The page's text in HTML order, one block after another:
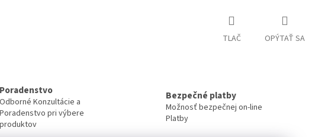
TLAČ OPÝTAŤ SA
Poradenstvo
Odborné Konzultácie a
Poradenstvo pri výbere
produktov
Bezpečné platby
Možnosť bezpečnej on-line
Platby